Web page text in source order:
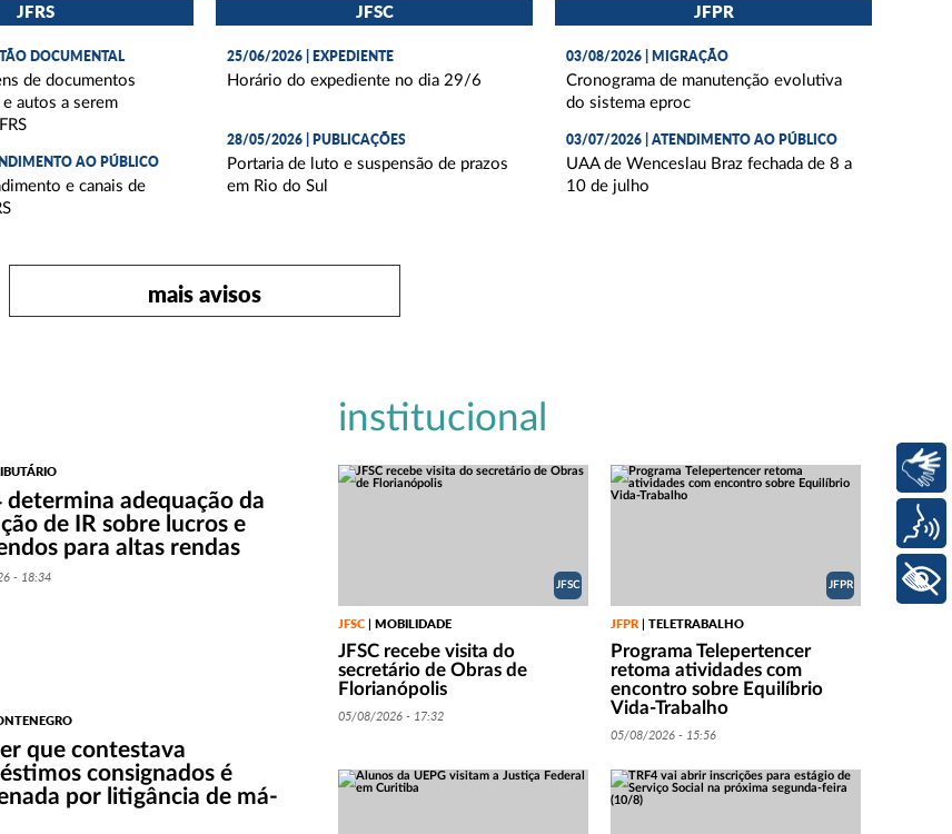
JFRS
DOCUMENTAL
de documentos
autos a serem
AO PÚBLICO
e canais de
JFSC
25/06/2026 | EXPEDIENTE
Horário do expediente no dia 29/6
28/05/2026 | PUBLICAÇÕES
Portaria de luto e suspensão de prazos
em Rio do Sul
JFPR
03/08/2026 | MIGRAÇÃO
Cronograma de manutenção evolutiva
do sistema eproc
03/07/2026 | ATENDIMENTO AO PÚBLICO
UAA de Wenceslau Braz fechada de 8 a
10 de julho
mais avisos
determina adequação da
de IR sobre lucros e
para altas rendas
- 18:34
que contestava
consignados é
por litigância de má-
institucional
JFSC
JFSC MOBILIDADE
JFSC recebe visita do
secretário de Obras de
Florianópolis
05/08/2026 - 17:32
JFPR
JFPR TELETRABALHO
Programa Telepertencer
retoma atividades com
encontro sobre Equilíbrio
Vida-Trabalho
05/08/2026 - 15:56
Libras
+ Acessibilidade